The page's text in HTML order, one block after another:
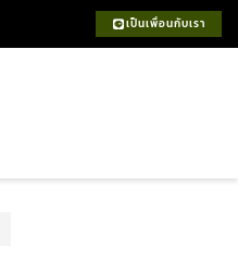
เป็นเพื่อนกับเรา